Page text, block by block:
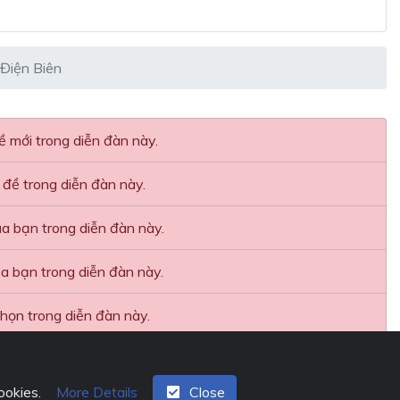
Biên
mới trong diễn đàn này.
trong diễn đàn này.
bạn trong diễn đàn này.
bạn trong diễn đàn này.
trong diễn đàn này.
More Details Close